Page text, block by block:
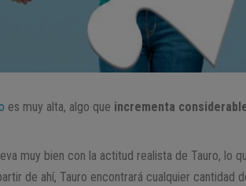
es muy alta, algo que incrementa
muy bien con la actitud realista de Tauro, lo
de ahí, Tauro encontrará cualquier cantidad